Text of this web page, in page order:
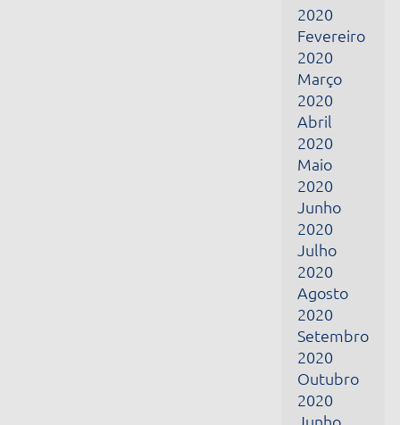
Junho
2020
Julho
2020
Agosto
2020
Setembro
2020
Outubro
2020
Junho
2021
Julho
2021
Novembro
2021
Dezembro
2021
Janeiro
2022
Fevereiro